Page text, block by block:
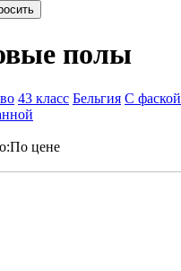
полы
43 класс Бельгия С фаской
По цене